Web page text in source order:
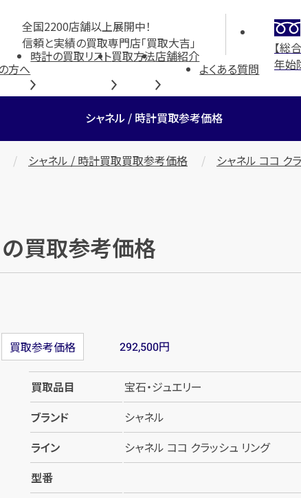
全国2200店舗以上展開中！
信頼と実績の買取専門店「買取大吉」
【総
年始
方へ
時計の買取リスト買取方法店舗紹介
よくある質問
シャネル / 時計買取参考価格
シャネル / 時計買取買取参考価格 シャネル ココ ク
の買取参考価格
買取参考価格 292,500円
買取品目
宝石・ジュエリー
ブランド
シャネル
ライン
シャネル ココ クラッシュ リング
型番